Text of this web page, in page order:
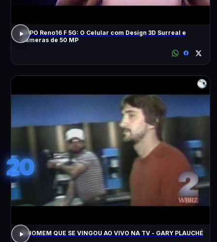
OPPO Reno16 F 5G: O Celular com Design 3D Surreal e
Câmeras de 50 MP
20
O HOMEM QUE SE VINGOU AO VIVO NA TV - GARY PLAUCHÉ